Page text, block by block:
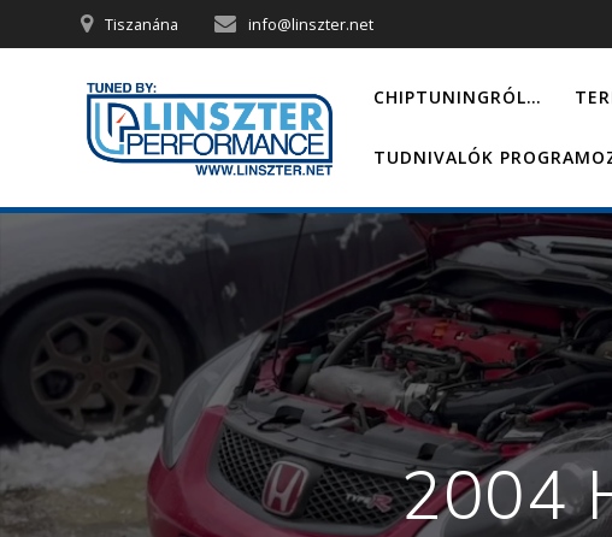
to
Tiszanána info@linszter.net
CHIPTUNINGRÓL…
TUDNIVALÓK
2004